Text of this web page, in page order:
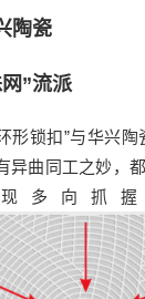
陶瓷
”流派
形锁扣”与华兴陶
异曲同工之妙，
多向抓握